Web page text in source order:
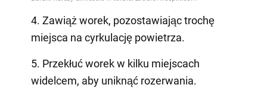
4. Zawiąż worek, pozostawiając trochę
miejsca na cyrkulację powietrza.
5. Przekłuć worek w kilku miejscach
widelcem, aby uniknąć rozerwania.